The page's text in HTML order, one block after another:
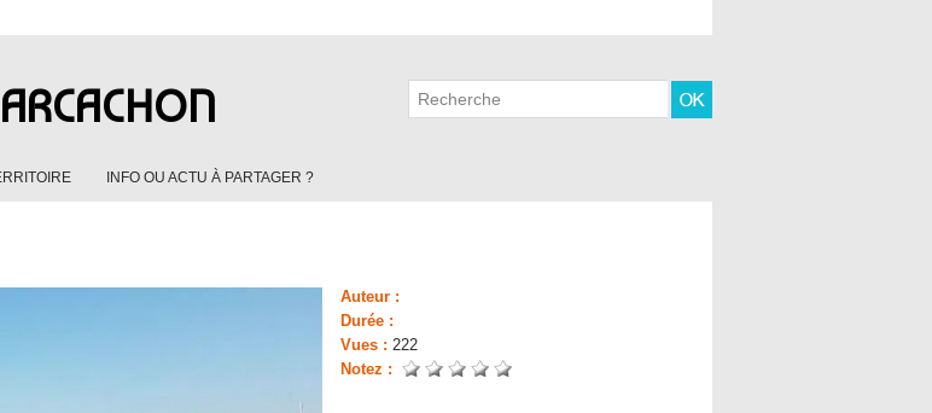
INFO OU ACTU À PARTAGER ?
Auteur :
Durée :
Vues : 222
Notez :